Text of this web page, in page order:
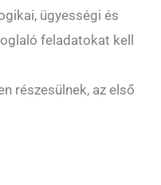
ügyességi és
feladatokat kell
részesülnek, az első